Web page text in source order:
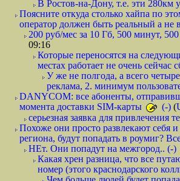
В Ростов-на-Дону, т.е. эти
Поясните откуда столько хайпа по
оператор должен быть реальный а не
200 руб/мес за 10 Гб, 500 минут,
09:16
Которые переносятся на
местах работает не очень
У же не полгода, а всего
реклама, 2. минимум
DANYCOM: все абоненты,
момента доставки SIM-карты
(-) (
серьезная заявка для привлечения
Похоже они просто развлекают себя
региона, будут попадать в роумиг?
НЕт. Они попадут на межгород.. (-)
Какая хрен разница, что все
номер (этого краснодарского